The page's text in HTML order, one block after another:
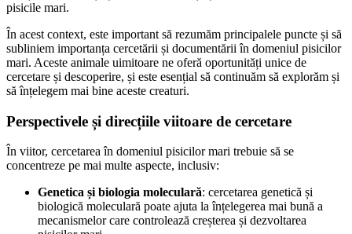
pisicile mari.
În acest context, este important să rezumăm principalele puncte și să
subliniem importanța cercetării și documentării în domeniul pisicilor
mari. Aceste animale uimitoare ne oferă oportunități unice de
cercetare și descoperire, și este esențial să continuăm să explorăm și
să înțelegem mai bine aceste creaturi.
Perspectivele și direcțiile viitoare de cercetare
În viitor, cercetarea în domeniul pisicilor mari trebuie să se
concentreze pe mai multe aspecte, inclusiv:
Genetica și biologia moleculară: cercetarea genetică și
biologică moleculară poate ajuta la înțelegerea mai bună a
mecanismelor care controlează creșterea și dezvoltarea